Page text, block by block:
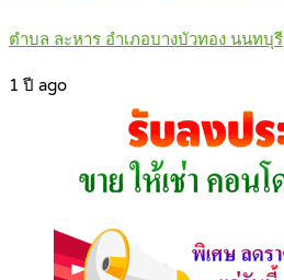
ตำบล ละหาร อำเภอบางบัวทอง นนทบุรี
1 ปี ago